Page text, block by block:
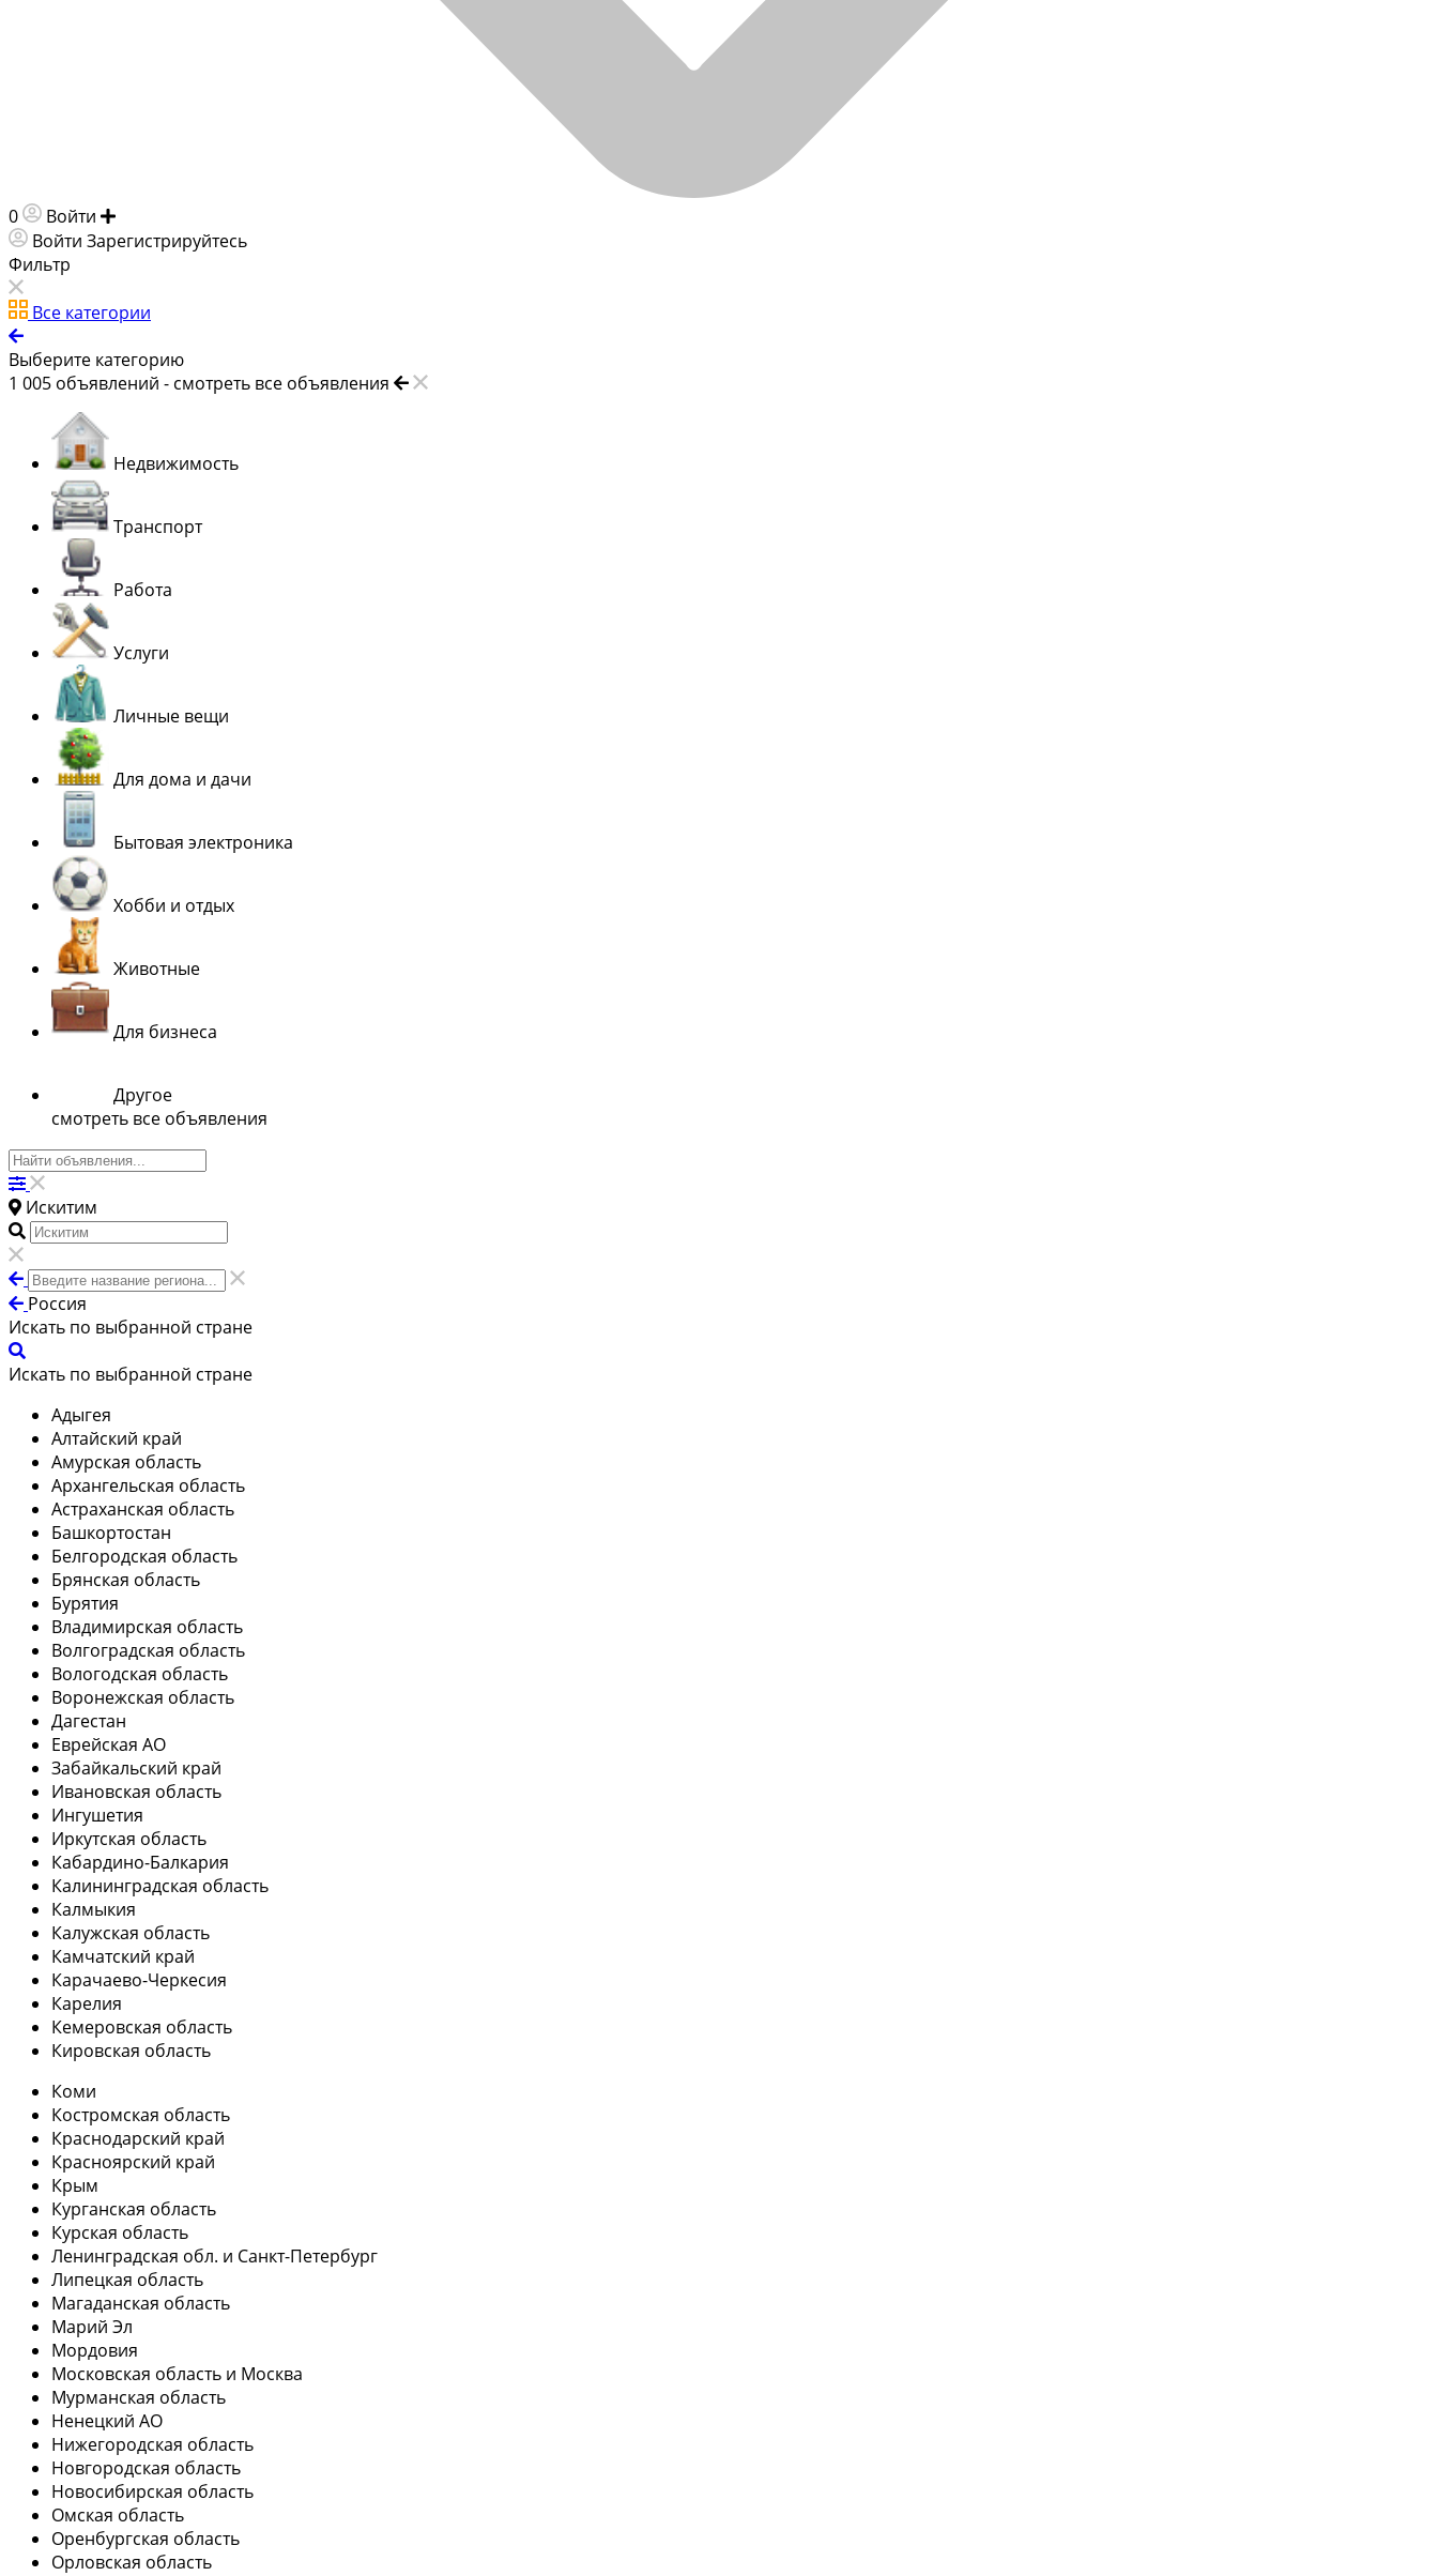
0 Войти
Войти Зарегистрируйтесь
Фильтр
Все категории
Выберите категорию
1 005 объявлений - смотреть все объявления
Недвижимость
Транспорт
Работа
Услуги
Личные вещи
Для дома и дачи
Бытовая электроника
Хобби и отдых
Животные
Для бизнеса
Другое
смотреть все объявления
Искитим
Россия
Искать по выбранной стране
Искать по выбранной стране
Адыгея
Алтайский край
Амурская область
Архангельская область
Астраханская область
Башкортостан
Белгородская область
Брянская область
Бурятия
Владимирская область
Волгоградская область
Вологодская область
Воронежская область
Дагестан
Еврейская АО
Забайкальский край
Ивановская область
Ингушетия
Иркутская область
Кабардино-Балкария
Калининградская область
Калмыкия
Калужская область
Камчатский край
Карачаево-Черкесия
Карелия
Кемеровская область
Кировская область
Коми
Костромская область
Краснодарский край
Красноярский край
Крым
Курганская область
Курская область
Ленинградская обл. и Санкт-Петербург
Липецкая область
Магаданская область
Марий Эл
Мордовия
Московская область и Москва
Мурманская область
Ненецкий АО
Нижегородская область
Новгородская область
Новосибирская область
Омская область
Оренбургская область
Орловская область